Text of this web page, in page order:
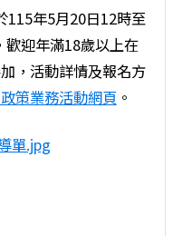
115年5月20日12時至
迎年滿18歲以上在
，活動詳情及報名方
策業務活動網頁 。